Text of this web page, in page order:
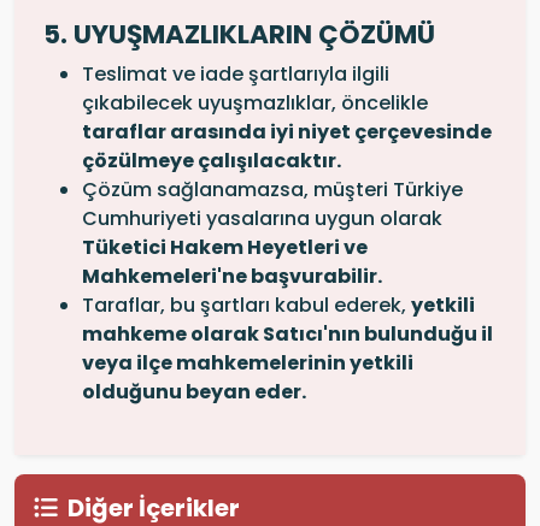
5. UYUŞMAZLIKLARIN ÇÖZÜMÜ
Teslimat ve iade şartlarıyla ilgili
çıkabilecek uyuşmazlıklar, öncelikle
taraflar arasında iyi niyet çerçevesinde
çözülmeye çalışılacaktır.
Çözüm sağlanamazsa, müşteri Türkiye
Cumhuriyeti yasalarına uygun olarak
Tüketici Hakem Heyetleri ve
Mahkemeleri'ne başvurabilir.
Taraflar, bu şartları kabul ederek, yetkili
mahkeme olarak Satıcı'nın bulunduğu il
veya ilçe mahkemelerinin yetkili
olduğunu beyan eder.
Diğer İçerikler